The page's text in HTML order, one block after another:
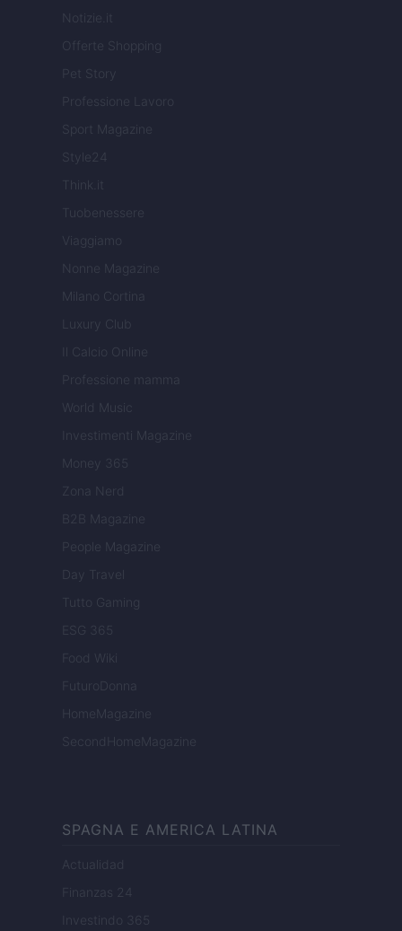
Notizie.it
Offerte Shopping
Pet Story
Professione Lavoro
Sport Magazine
Style24
Think.it
Tuobenessere
Viaggiamo
Nonne Magazine
Milano Cortina
Luxury Club
Il Calcio Online
Professione mamma
World Music
Investimenti Magazine
Money 365
Zona Nerd
B2B Magazine
People Magazine
Day Travel
Tutto Gaming
ESG 365
Food Wiki
FuturoDonna
HomeMagazine
SecondHomeMagazine
SPAGNA E AMERICA LATINA
Actualidad
Finanzas 24
Investindo 365